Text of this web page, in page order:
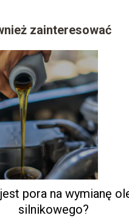
zainteresować
pora na wymianę
silnikowego?